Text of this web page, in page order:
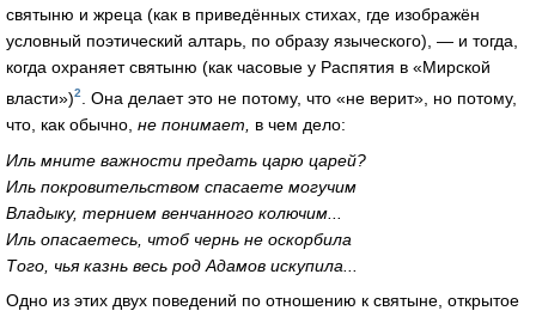
святыню и жреца (как в приведённых стихах, где изображён
условный поэтический алтарь, по образу языческого), — и тогда,
когда охраняет святыню (как часовые у Распятия в «Мирской
власти»)2
. Она делает это не потому, что «не верит», но потому,
что, как обычно, не понимает,
в чем дело:
Иль мните важности предать царю царей?
Иль покровительством спасаете могучим
Владыку, тернием венчанного колючим...
Иль опасаетесь, чтоб чернь не оскорбила
Того, чья казнь весь род Адамов искупила...
Одно из этих двух поведений по отношению к святыне, открытое